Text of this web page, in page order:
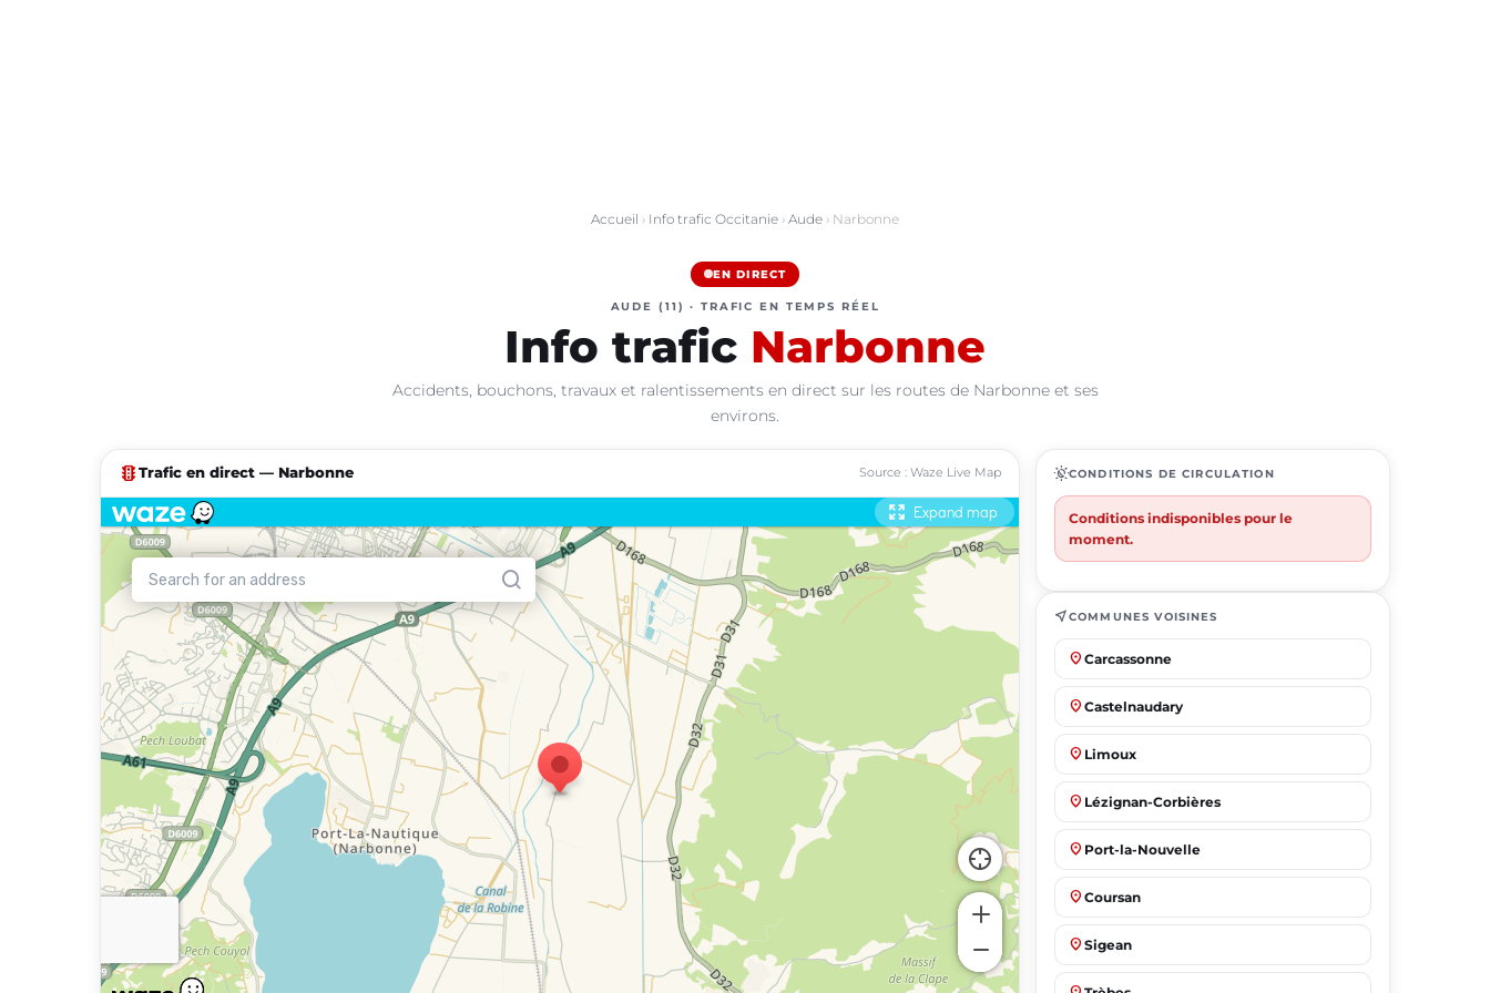
Accueil › Info trafic Occitanie › Aude › Narbonne
EN DIRECT
AUDE (11) · TRAFIC EN TEMPS RÉEL
Info trafic Narbonne
Accidents, bouchons, travaux et ralentissements en direct sur les routes de Narbonne et ses
environs.
traffic Trafic en direct — Narbonne Source : Waze Live Map routineCONDITIONS DE CIRCULATION
Conditions indisponibles pour le
moment.
near_meCOMMUNES VOISINES
place Carcassonne
place Castelnaudary
place Limoux
place Lézignan-Corbières
place Port-la-Nouvelle
place Coursan
place Sigean